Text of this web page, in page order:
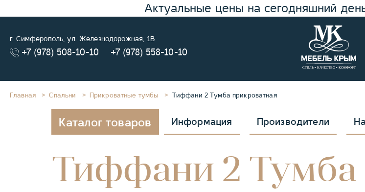
Актуальные цены на сегодняшний
г. Симферополь, ул. Железнодорожная, 1В
+7 (978) 508-10-10 +7 (978) 558-10-10
Главная Спальни Прикроватные тумбы Тиффани 2 Тумба прикроватная
Каталог товаров Информация Производители
Тиффани 2 Тумба